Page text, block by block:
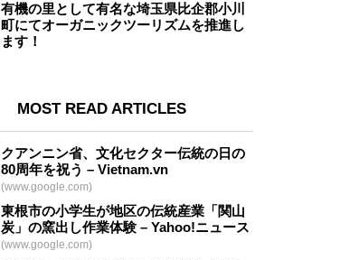
有機の里として有名な埼玉県比企郡小川
町にてオーガニックツーリズムを推進し
ます！
MOST READ ARTICLES
クアンニン省、文化セクター伝統の日の
80周年を祝う – Vietnam.vn
(www.google.com)
東根市の小学生が地区の伝統産業 「関山
炭」の窯出し作業体験 – Yahoo!ニュース
(www.google.com)